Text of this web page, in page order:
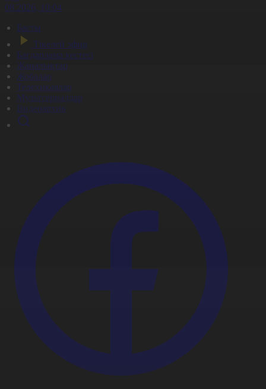
10:04
Басты
Тікелей эфир
Бағдарлама кестесі
Жаңалықтар
Жобалар
Телехикаялар
Мультсериалдар
Видеоархив